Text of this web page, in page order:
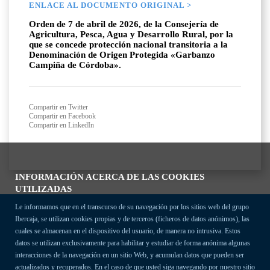
INFORMACIÓN ACERCA DE LAS COOKIES
UTILIZADAS
Le informamos que en el transcurso de su navegación por los sitios web del grupo
Ibercaja, se utilizan cookies propias y de terceros (ficheros de datos anónimos), las
cuales se almacenan en el dispositivo del usuario, de manera no intrusiva. Estos
datos se utilizan exclusivamente para habilitar y estudiar de forma anónima algunas
interacciones de la navegación en un sitio Web, y acumulan datos que pueden ser
actualizados y recuperados. En el caso de que usted siga navegando por nuestro sitio
ENLACE AL DOCUMENTO ORIGINAL >
Orden de 7 de abril de 2026, de la Consejería de
Agricultura, Pesca, Agua y Desarrollo Rural, por la
que se concede protección nacional transitoria a la
Denominación de Origen Protegida «Garbanzo
Campiña de Córdoba».
Compartir en Twitter
Compartir en Facebook
Compartir en LinkedIn